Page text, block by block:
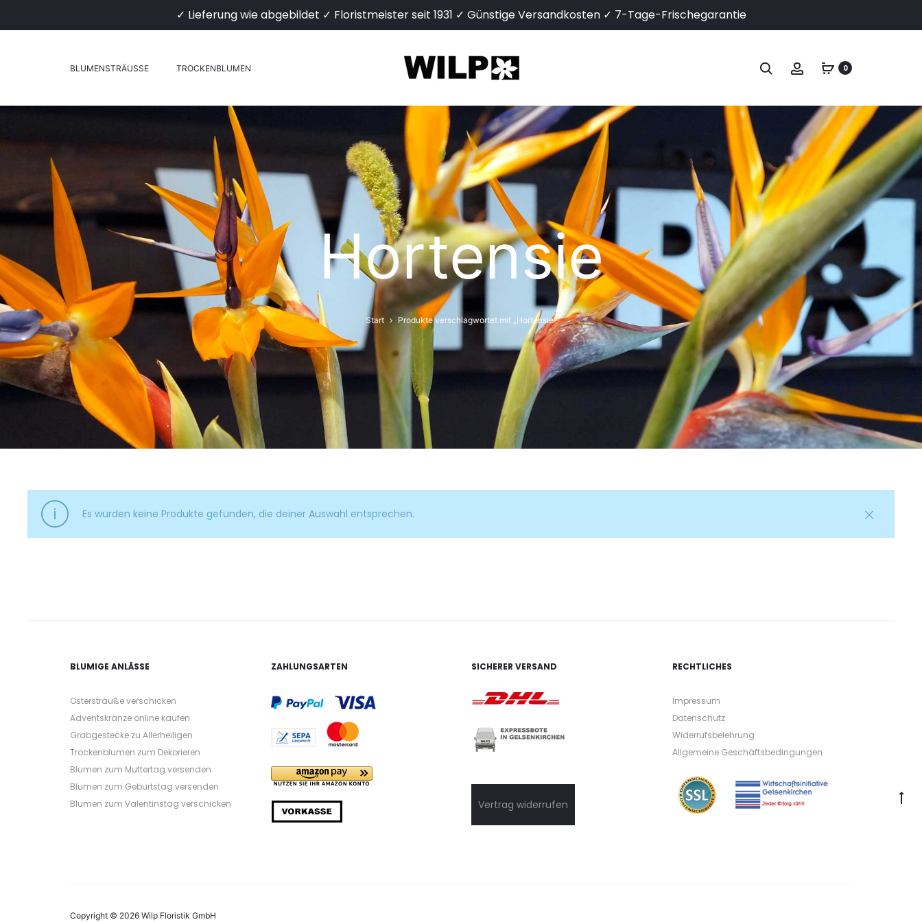
✓ Lieferung wie abgebildet ✓ Floristmeister seit 1931 ✓ Günstige Versandkosten ✓ 7-Tage-Frischegarantie
BLUMENSTRÄUSSE TROCKENBLUMEN Suchen Account
0
Hortensie
Start Produkte verschlagwortet mit „Hortensie“
Es wurden keine Produkte gefunden, die deiner Auswahl entsprechen.
BLUMIGE ANLÄSSE
Ostersträuße verschicken
Adventskränze online kaufen
Grabgestecke zu Allerheiligen
Trockenblumen zum Dekorieren
Blumen zum Muttertag versenden
Blumen zum Geburtstag versenden
Blumen zum Valentinstag verschicken
ZAHLUNGSARTEN SICHERER VERSAND
Vertrag widerrufen
RECHTLICHES
Impressum
Datenschutz
Widerrufsbelehrung
Allgemeine Geschäftsbedingungen
Copyright © 2026 Wilp Floristik GmbH